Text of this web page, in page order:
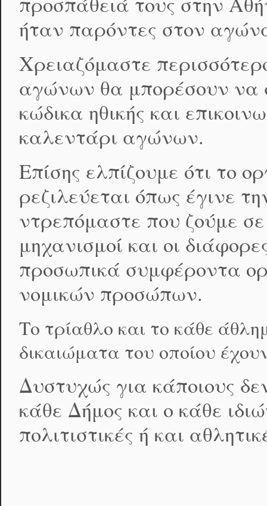
ήταν παρόντες στον
Χρειαζόμαστε
αγώνων θα μπορέσουν να
κώδικα ηθικής και
καλεντάρι αγώνων.
Επίσης ελπίζουμε ότι το
ρεζιλεύεται όπως έγινε
ντρεπόμαστε που ζούμε
μηχανισμοί και οι
προσωπικά συμφέροντα
νομικών προσώπων.
Το τρίαθλο και το κάθε
δικαιώματα του οποίου
Δυστυχώς για κάποιους
κάθε Δήμος και ο κάθε
πολιτιστικές ή και